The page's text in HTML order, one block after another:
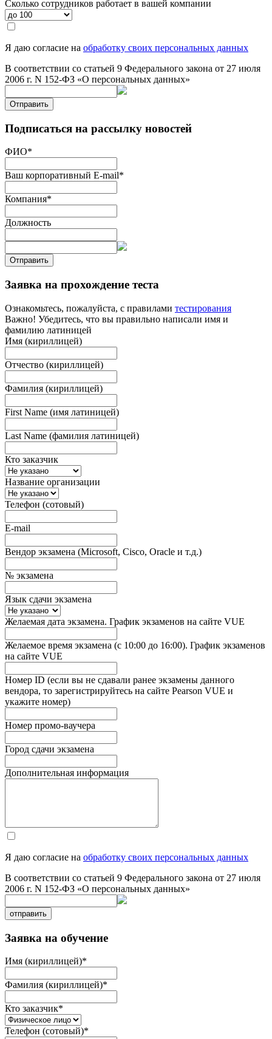
Сколько сотрудников работает в вашей компании
Я даю согласие на обработку своих персональных данных
В соответствии со статьей 9 Федерального закона от 27 июля
2006 г. N 152-ФЗ «О персональных данных»
Отправить
Подписаться на рассылку новостей
ФИО*
Ваш корпоративный E-mail*
Компания*
Должность
Отправить
Заявка на прохождение теста
Ознакомьтесь, пожалуйста, с правилами тестирования
Важно! Убедитесь, что вы правильно написали имя и
фамилию латиницей
Имя (кириллицей)
Отчество (кириллицей)
Фамилия (кириллицей)
First Name (имя латиницей)
Last Name (фамилия латиницей)
Кто заказчик
Название организации
Телефон (сотовый)
E-mail
Вендор экзамена (Microsoft, Cisco, Oracle и т.д.)
№ экзамена
Язык сдачи экзамена
Желаемая дата экзамена. График экзаменов на сайте VUE
Желаемое время экзамена (с 10:00 до 16:00). График экзаменов
на сайте VUE
Номер ID (если вы не сдавали ранее экзамены данного
вендора, то зарегистрируйтесь на сайте Pearson VUE и
укажите номер)
Номер промо-ваучера
Город сдачи экзамена
Дополнительная информация
Я даю согласие на обработку своих персональных данных
В соответствии со статьей 9 Федерального закона от 27 июля
2006 г. N 152-ФЗ «О персональных данных»
отправить
Заявка на обучение
Имя (кириллицей)*
Фамилия (кириллицей)*
Кто заказчик*
Телефон (сотовый)*